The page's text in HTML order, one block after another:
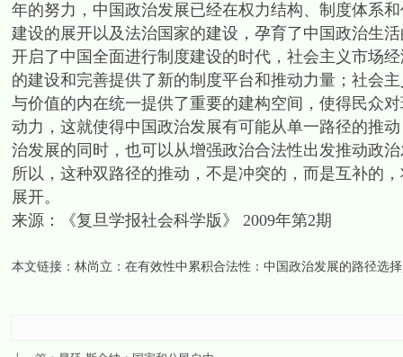
年的努力，中国政治发展已经在权力结构、制度体系
建设的展开以及法治国家的建设，孕育了中国政治生
开启了中国全面进行制度建设的时代，社会主义市场
的建设和完善提供了新的制度平台和推动力量；社会
与价值的内在统一提供了重要的建构空间，使得民众
动力，这就使得中国政治发展有可能从单一路径的推
治发展的同时，也可以从增强政治合法性出发推动政
所以，这种双路径的推动，不是冲突的，而是互补的
展开。
来源：《复旦学报社会科学版》 2009年第2期
本文链接： 林尚立：在有效性中累积合法性：中国政治发展的路径选择